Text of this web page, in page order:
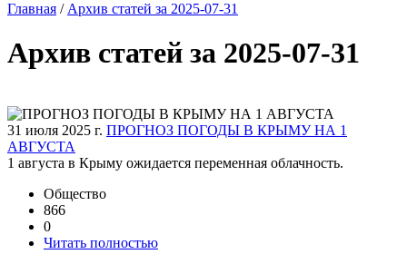
Главная / Архив статей за 2025-07-31
Архив статей за 2025-07-31
31 июля 2025 г. ПРОГНОЗ ПОГОДЫ В КРЫМУ НА 1
АВГУСТА
1 августа в Крыму ожидается переменная облачность.
Общество
866
0
Читать полностью